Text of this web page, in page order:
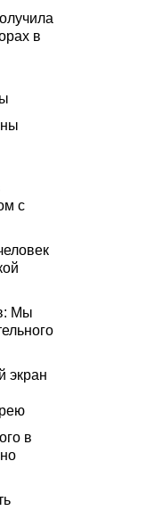
в
с
Мы
экран
в